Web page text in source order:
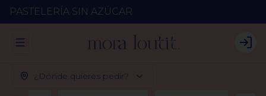
PASTELERÍA SIN AZÚCAR
Abrir menu de navegación
¿Dónde quieres pedir?